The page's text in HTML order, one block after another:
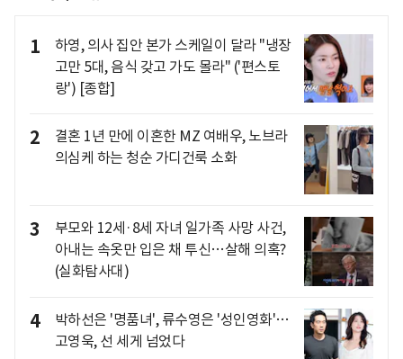
1
하영, 의사 집안 본가 스케일이 달라 "냉장
고만 5대, 음식 갖고 가도 몰라" ('편스토
랑') [종합]
2
결혼 1년 만에 이혼한 MZ 여배우, 노브라
의심케 하는 청순 가디건룩 소화
3
부모와 12세·8세 자녀 일가족 사망 사건,
아내는 속옷만 입은 채 투신…살해 의혹?
(실화탐사대)
4
박하선은 '명품녀', 류수영은 '성인영화'…
고영욱, 선 세게 넘었다